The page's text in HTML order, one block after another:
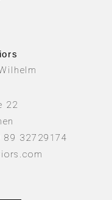
22
32729174